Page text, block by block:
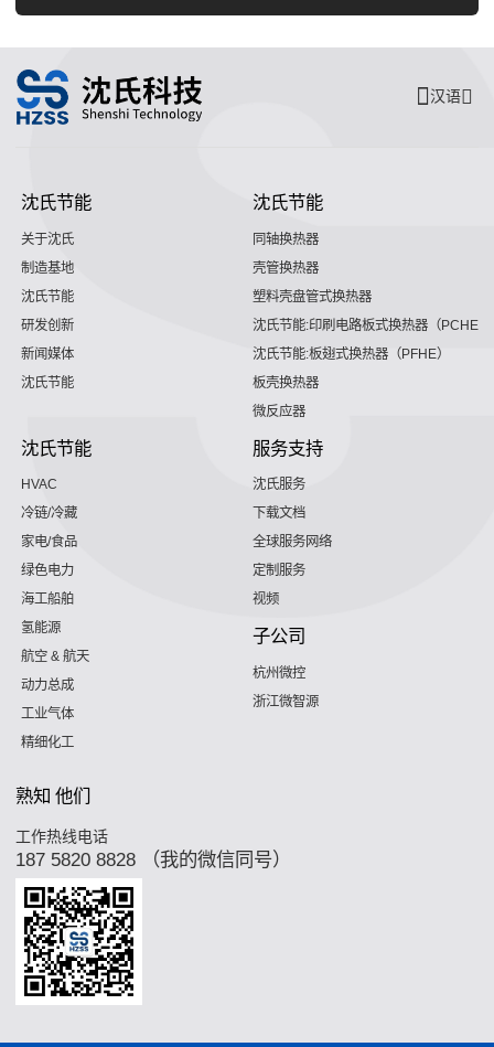
汉语
沈氏节能
关于沈氏
制造基地
沈氏节能
研发创新
新闻媒体
沈氏节能
沈氏节能
同轴换热器
壳管换热器
塑料壳盘管式换热器
沈氏节能:印刷电路板式换热器（PCHE）
沈氏节能:板翅式换热器（PFHE）
板壳换热器
微反应器
沈氏节能
HVAC
冷链/冷藏
家电/食品
绿色电力
海工船舶
氢能源
航空 & 航天
动力总成
工业气体
精细化工
服务支持
沈氏服务
下载文档
全球服务网络
定制服务
视频
子公司
杭州微控
浙江微智源
熟知 他们
工作热线电话
187 5820 8828 （我的微信同号）